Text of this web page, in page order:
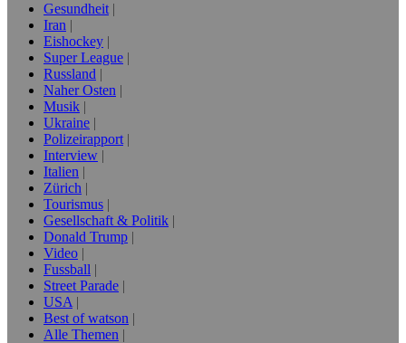
Gesundheit
Iran
Eishockey
Super League
Russland
Naher Osten
Musik
Ukraine
Polizeirapport
Interview
Italien
Zürich
Tourismus
Gesellschaft & Politik
Donald Trump
Video
Fussball
Street Parade
USA
Best of watson
Alle Themen